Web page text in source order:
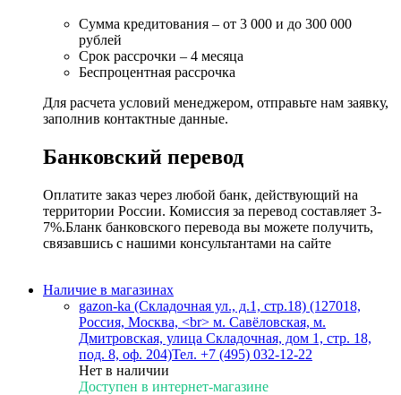
Сумма кредитования – от 3 000 и до 300 000
рублей
Срок рассрочки – 4 месяца
Беспроцентная рассрочка
Для расчета условий менеджером, отправьте нам заявку,
заполнив контактные данные.
Банковский перевод
Оплатите заказ через любой банк, действующий на
территории России. Комиссия за перевод составляет 3-
7%.Бланк банковского перевода вы можете получить,
связавшись с нашими консультантами на сайте
Наличие в магазинах
gazon-ka (Складочная ул., д.1, стр.18) (127018,
Россия, Москва, <br> м. Савёловская, м.
Дмитровская, улица Складочная, дом 1, стр. 18,
под. 8, оф. 204)Тел. +7 (495) 032-12-22
Нет в наличии
Доступен в интернет-магазине